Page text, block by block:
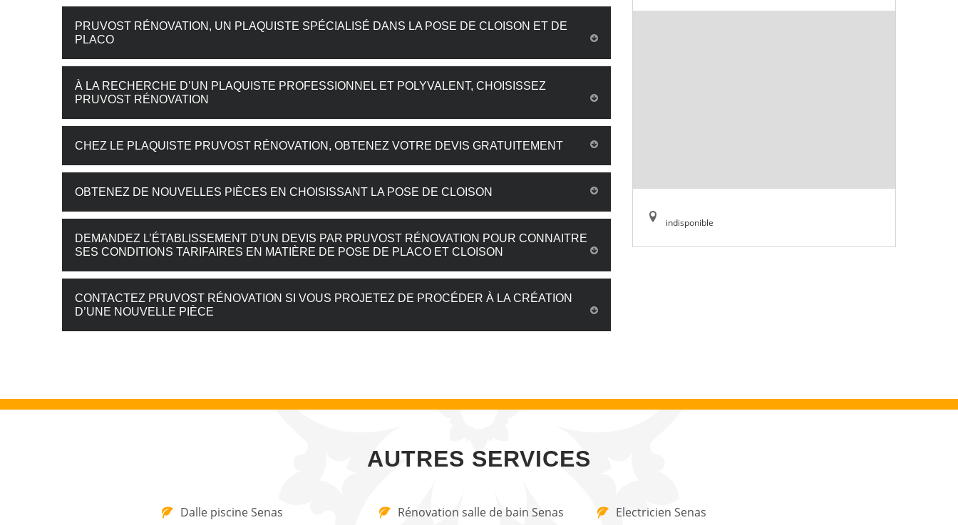
PRUVOST RÉNOVATION, UN PLAQUISTE SPÉCIALISÉ DANS LA POSE DE CLOISON ET DE
PLACO
À LA RECHERCHE D’UN PLAQUISTE PROFESSIONNEL ET POLYVALENT, CHOISISSEZ
PRUVOST RÉNOVATION
CHEZ LE PLAQUISTE PRUVOST RÉNOVATION, OBTENEZ VOTRE DEVIS GRATUITEMENT
OBTENEZ DE NOUVELLES PIÈCES EN CHOISISSANT LA POSE DE CLOISON
DEMANDEZ L’ÉTABLISSEMENT D’UN DEVIS PAR PRUVOST RÉNOVATION POUR CONNAITRE
SES CONDITIONS TARIFAIRES EN MATIÈRE DE POSE DE PLACO ET CLOISON
CONTACTEZ PRUVOST RÉNOVATION SI VOUS PROJETEZ DE PROCÉDER À LA CRÉATION
D’UNE NOUVELLE PIÈCE
indisponible
AUTRES SERVICES
Dalle piscine Senas Rénovation salle de bain Senas Electricien Senas